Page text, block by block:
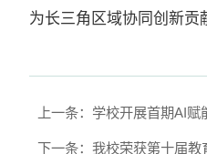
为长三角区域协同创新贡
上一条：学校开展首期AI赋
下一条：我校荣获第十届